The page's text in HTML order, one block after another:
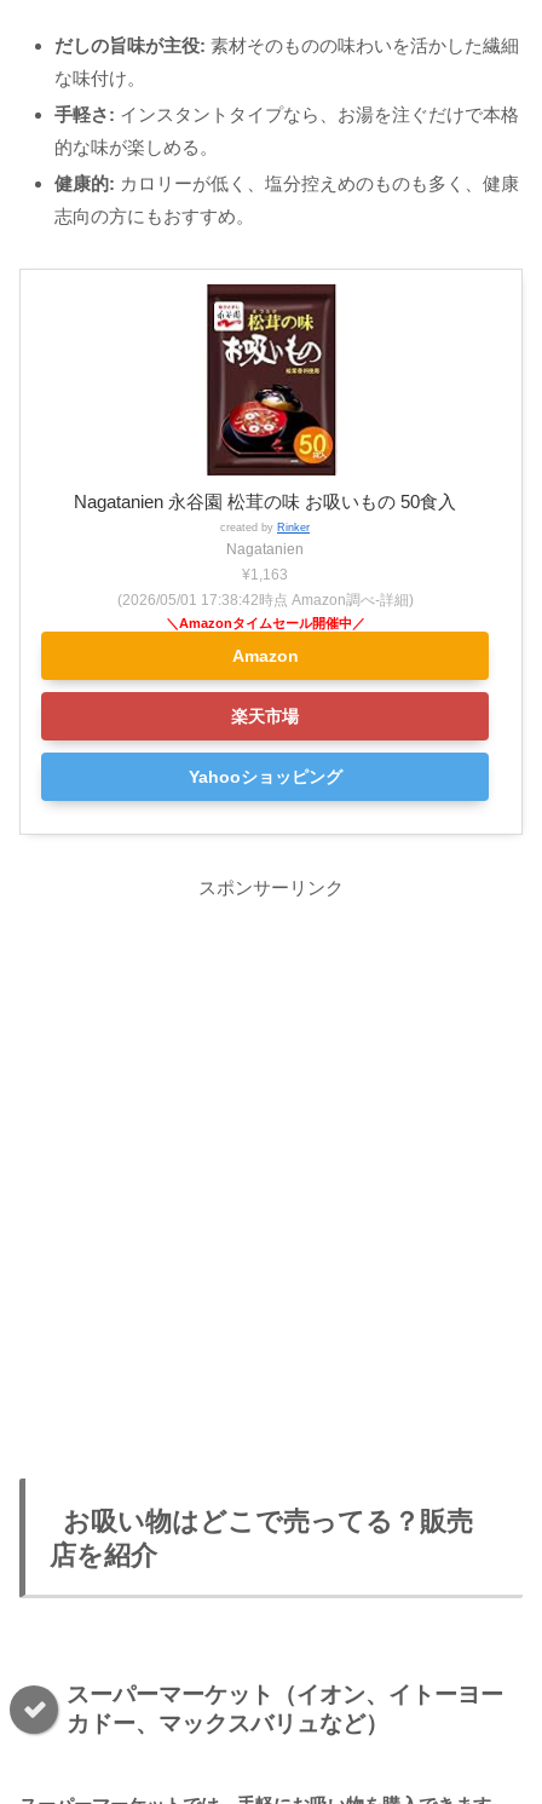
だしの旨味が主役: 素材そのものの味わいを活かした繊細
な味付け。
手軽さ: インスタントタイプなら、お湯を注ぐだけで本格
的な味が楽しめる。
健康的: カロリーが低く、塩分控えめのものも多く、健康
志向の方にもおすすめ。
Nagatanien 永谷園 松茸の味 お吸いもの 50食入
created by Rinker
Nagatanien
¥1,163
(2026/05/01 17:38:42時点 Amazon調べ-詳細)
Amazon
楽天市場
Yahooショッピング
スポンサーリンク
お吸い物はどこで売ってる？販売
店を紹介
スーパーマーケット（イオン、イトーヨー
カドー、マックスバリュなど）